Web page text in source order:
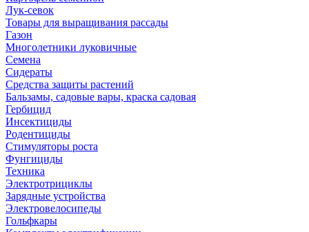
Лук-севок
Товары для выращивания рассады
Газон
Многолетники луковичные
Семена
Сидераты
Средства защиты растений
Бальзамы, садовые вары, краска садовая
Гербицид
Инсектициды
Родентициды
Стимуляторы роста
Фунгициды
Техника
Электротрициклы
Зарядные устройства
Электровелосипеды
Гольфкары